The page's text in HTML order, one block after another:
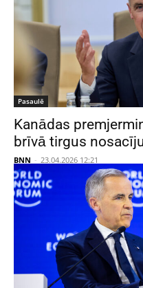
Pasaulē
Kanādas
brīvā tirgus
BNN - 23.04.2026 12:21